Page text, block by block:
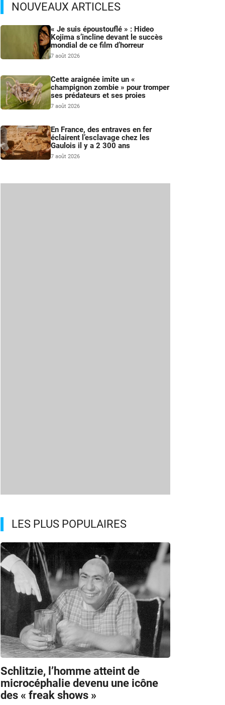
NOUVEAUX ARTICLES
« Je suis époustouflé » : Hideo
Kojima s’incline devant le succès
mondial de ce film d’horreur
7 août 2026
Cette araignée imite un «
champignon zombie » pour tromper
ses prédateurs et ses proies
7 août 2026
En France, des entraves en fer
éclairent l’esclavage chez les
Gaulois il y a 2 300 ans
7 août 2026
LES PLUS POPULAIRES
Schlitzie, l’homme atteint de
microcéphalie devenu une icône
des « freak shows »